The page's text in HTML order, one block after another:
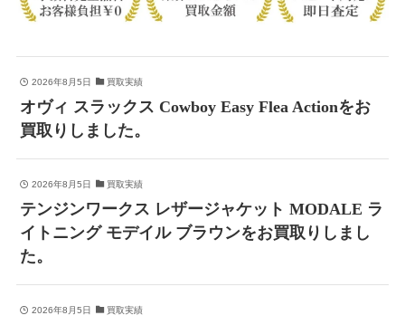
2026年8月5日 買取実績
オヴィ スラックス Cowboy Easy Flea Actionをお
買取りしました。
2026年8月5日 買取実績
テンジンワークス レザージャケット MODALE ラ
イトニング モデイル ブラウンをお買取りしまし
た。
2026年8月5日 買取実績